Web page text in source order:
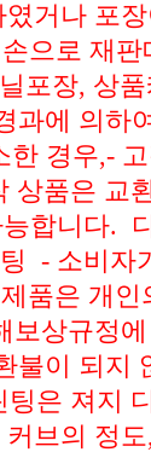
거나 포
으로 재
포장, 상
과에 의하
한 경우,-
상품은 교
합니다.
- 소비자
품은 개
보상규정
불이 되지
팅은 져지
브의 정